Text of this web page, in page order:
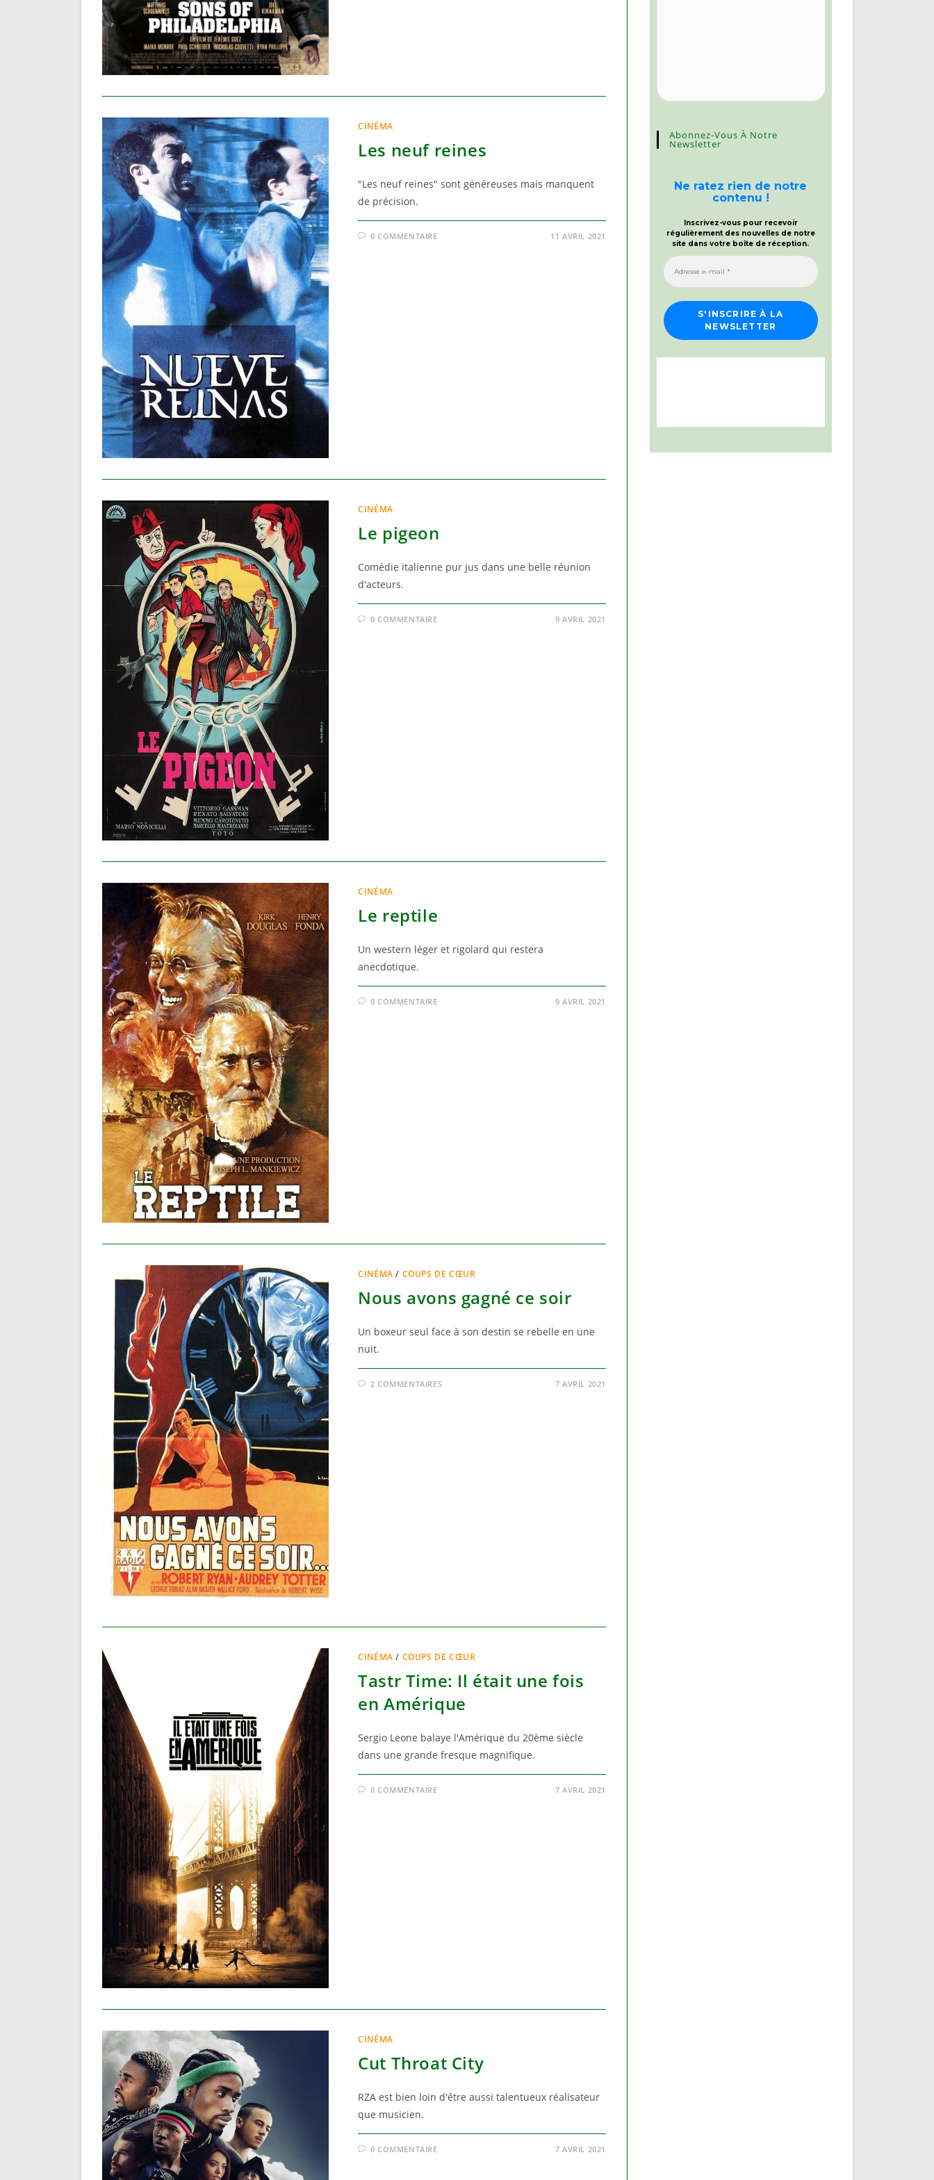
CINÉMA
Les neuf reines
"Les neuf reines" sont généreuses mais manquent
de précision.
0 COMMENTAIRE 11 AVRIL 2021
CINÉMA
Le pigeon
Comédie italienne pur jus dans une belle réunion
d'acteurs.
0 COMMENTAIRE 9 AVRIL 2021
CINÉMA
Le reptile
Un western léger et rigolard qui restera
anecdotique.
0 COMMENTAIRE 9 AVRIL 2021
CINÉMA / COUPS DE CŒUR
Nous avons gagné ce soir
Un boxeur seul face à son destin se rebelle en une
nuit.
2 COMMENTAIRES 7 AVRIL 2021
CINÉMA / COUPS DE CŒUR
Tastr Time: Il était une fois
en Amérique
Sergio Leone balaye l'Amérique du 20ème siècle
dans une grande fresque magnifique.
0 COMMENTAIRE 7 AVRIL 2021
CINÉMA
Cut Throat City
RZA est bien loin d'être aussi talentueux réalisateur
que musicien.
0 COMMENTAIRE 7 AVRIL 2021
Abonnez-Vous À Notre
Newsletter
Ne ratez rien de notre
contenu !
Inscrivez-vous pour recevoir
régulièrement des nouvelles de notre
site dans votre boîte de réception.